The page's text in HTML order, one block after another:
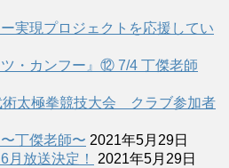
実現プロジェクトを応援してい
・カンフー』⑫ 7/4 丁傑老師
術太極拳競技大会 クラブ参加者
丁傑老師〜 2021年5月29日
月放送決定！
2021年5月29日